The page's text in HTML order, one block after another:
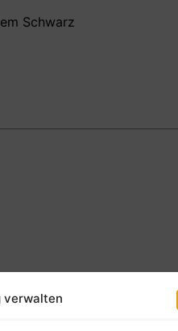
verwalten
Schwarz